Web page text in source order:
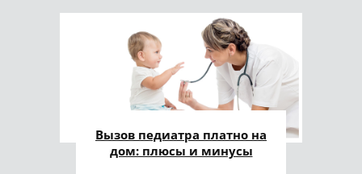
Вызов педиатра платно на
дом: плюсы и минусы